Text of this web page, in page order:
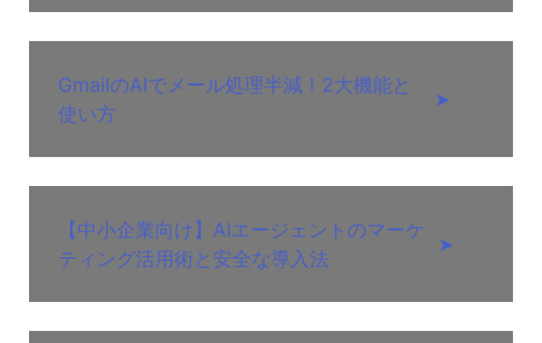
GmailのAIでメール処理半減！2大機能と
使い方
➤
【中小企業向け】AIエージェントのマーケ
ティング活用術と安全な導入法
➤